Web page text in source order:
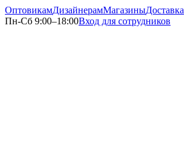
ОптовикамДизайнерамМагазиныДоставка
Пн-Сб 9:00–18:00Вход для сотрудников